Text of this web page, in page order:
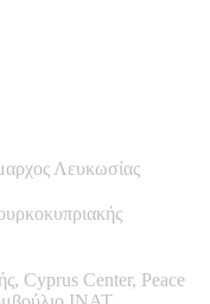
Λευκωσίας
Cyprus Center, Peace